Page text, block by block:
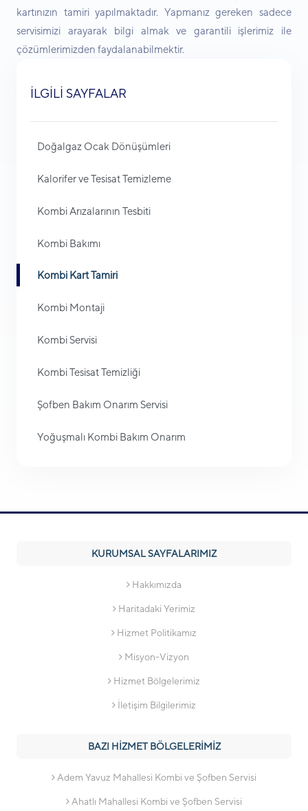
kartınızın tamiri yapılmaktadır. Yapmanız gereken sadece
servisimizi arayarak bilgi almak ve garantili işlerimiz ile
çözümlerimizden faydalanabilmektir.
İLGİLİ SAYFALAR
Doğalgaz Ocak Dönüşümleri
Kalorifer ve Tesisat Temizleme
Kombi Arızalarının Tesbiti
Kombi Bakımı
Kombi Kart Tamiri
Kombi Montaji
Kombi Servisi
Kombi Tesisat Temizliği
Şofben Bakım Onarım Servisi
Yoğuşmalı Kombi Bakım Onarım
KURUMSAL SAYFALARIMIZ
Hakkımızda
Haritadaki Yerimiz
Hizmet Politikamız
Misyon-Vizyon
Hizmet Bölgelerimiz
İletişim Bilgilerimiz
BAZI HİZMET BÖLGELERİMİZ
Adem Yavuz Mahallesi Kombi ve Şofben Servisi
Ahatlı Mahallesi Kombi ve Şofben Servisi